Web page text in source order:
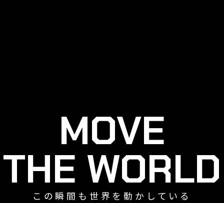
MOVE
THE WORLD
この瞬間も世界を動かしている